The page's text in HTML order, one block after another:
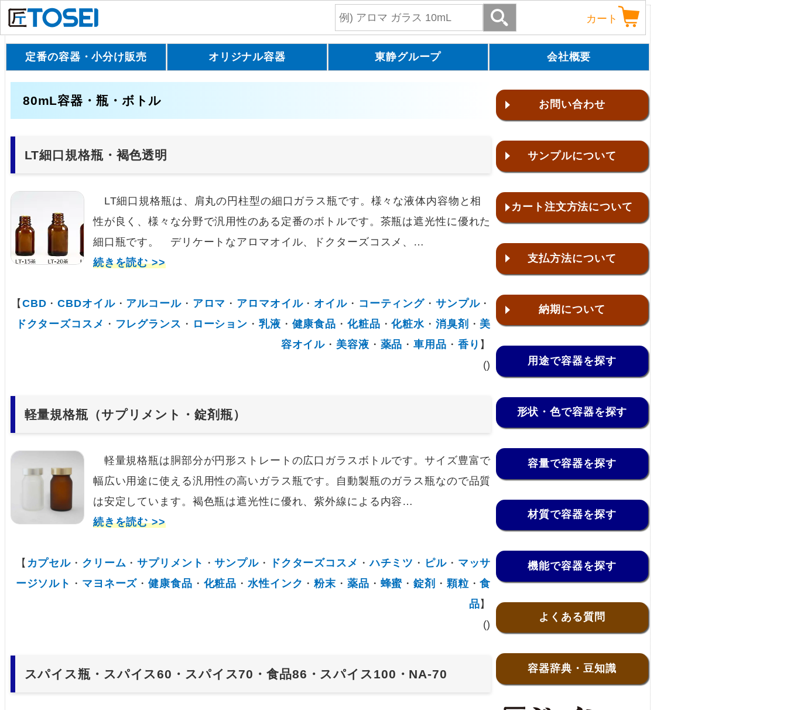
カート
80mL容器・瓶・ボトル
LT細口規格瓶・褐色透明
LT細口規格瓶は、肩丸の円柱型の細口ガラス瓶です。様々な液体内容物と相
性が良く、様々な分野で汎用性のある定番のボトルです。茶瓶は遮光性に優れた
細口瓶です。 デリケートなアロマオイル、ドクターズコスメ、…
続きを読む >>
【 CBD ・CBDオイル・ アルコール・ アロマ ・ アロマオイル・ オイル・ コーティング ・ サンプル・
ドクターズコスメ ・ フレグランス ・ ローション ・ 乳液 ・ 健康食品 ・ 化粧品 ・化粧水 ・ 消臭剤 ・ 美
容オイル ・ 美容液 ・ 薬品 ・車用品 ・ 香り 】
()
軽量規格瓶（サプリメント・錠剤瓶）
軽量規格瓶は胴部分が円形ストレートの広口ガラスボトルです。サイズ豊富で
幅広い用途に使える汎用性の高いガラス瓶です。自動製瓶のガラス瓶なので品質
は安定しています。褐色瓶は遮光性に優れ、紫外線による内容…
続きを読む >>
【 カプセル ・ クリーム ・サプリメント ・サンプル・ ドクターズコスメ ・ハチミツ ・ ピル・ マッサ
ージソルト ・ マヨネーズ ・健康食品 ・ 化粧品 ・ 水性インク ・粉末 ・ 薬品 ・ 蜂蜜 ・錠剤 ・ 顆粒 ・食
品】
()
スパイス瓶・スパイス60・スパイス70・食品86・スパイス100・NA-70
定番の容器・小分け販売 オリジナル容器 東静グループ 会社概要
お問い合わせ
サンプルについて
カート注文方法について
支払方法について
納期について
用途で容器を探す
形状・色で容器を探す
容量で容器を探す
材質で容器を探す
機能で容器を探す
よくある質問
容器辞典・豆知識